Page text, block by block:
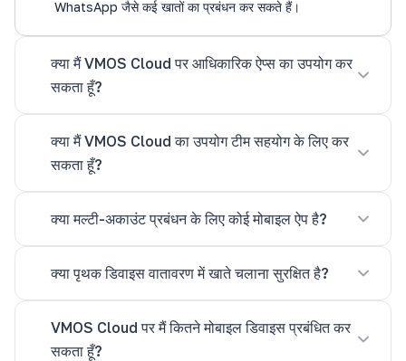
WhatsApp जैसे कई खातों का प्रबंधन कर सकते हैं।
क्या मैं VMOS Cloud पर आधिकारिक ऐप्स का उपयोग कर
सकता हूँ?
क्या मैं VMOS Cloud का उपयोग टीम सहयोग के लिए कर
सकता हूँ?
क्या मल्टी-अकाउंट प्रबंधन के लिए कोई मोबाइल ऐप है?
क्या पृथक डिवाइस वातावरण में खाते चलाना सुरक्षित है?
VMOS Cloud पर मैं कितने मोबाइल डिवाइस प्रबंधित कर
सकता हूँ?